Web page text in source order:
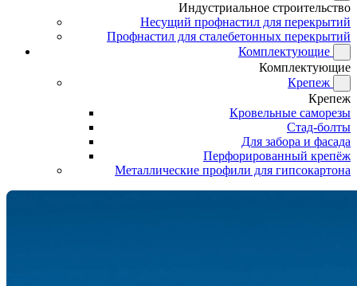
Индустриальное строительство
Несущий профнастил для перекрытий
Профнастил для сталебетонных перекрытий
Комплектующие
Комплектующие
Крепеж
Крепеж
Кровельные саморезы
Стад-болты
Для забора и фасада
Перфорированный крепёж
Металлические профили для гипсокартона